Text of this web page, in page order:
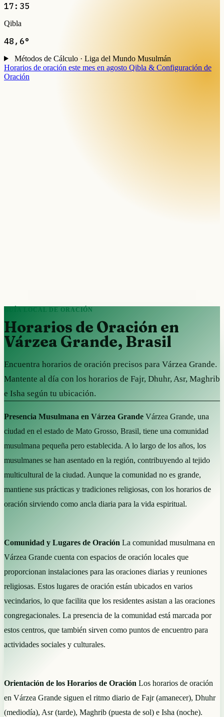
17:35
Qibla
48,6°
Métodos de Cálculo · Liga del Mundo Musulmán
Horarios de oración este mes en agosto Qibla & Configuración de
Oración
GUÍA LOCAL DE ORACIÓN
Horarios de Oración en
Várzea Grande, Brasil
Encuentra horarios de oración precisos para Várzea Grande.
Mantente al día con los horarios de Fajr, Dhuhr, Asr, Maghrib
e Isha según tu ubicación.
Presencia Musulmana en Várzea Grande Várzea Grande, una
ciudad en el estado de Mato Grosso, Brasil, tiene una comunidad
musulmana pequeña pero establecida. A lo largo de los años, los
musulmanes se han asentado en la región, contribuyendo al tejido
multicultural de la ciudad. Aunque la comunidad no es grande,
mantiene sus prácticas y tradiciones religiosas, con los horarios de
oración sirviendo como ancla diaria para la vida espiritual.
Comunidad y Lugares de Oración La comunidad musulmana en
Várzea Grande cuenta con espacios de oración locales que
proporcionan instalaciones para las oraciones diarias y reuniones
religiosas. Estos lugares de oración están ubicados en varios
vecindarios, lo que facilita que los residentes asistan a las oraciones
congregacionales. La presencia de la comunidad está marcada por
estos centros, que también sirven como puntos de encuentro para
actividades sociales y culturales.
Orientación de los Horarios de Oración Los horarios de oración
en Várzea Grande siguen el ritmo diario de Fajr (amanecer), Dhuhr
(mediodía), Asr (tarde), Maghrib (puesta de sol) e Isha (noche).